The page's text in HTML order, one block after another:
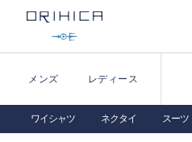
メンズ レディース
ワイシャツ ネクタイ スーツ